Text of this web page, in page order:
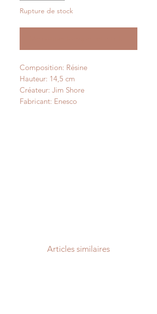
Rupture de stock
Composition: Résine
Hauteur: 14,5 cm
Créateur: Jim Shore
Fabricant: Enesco
Articles similaires